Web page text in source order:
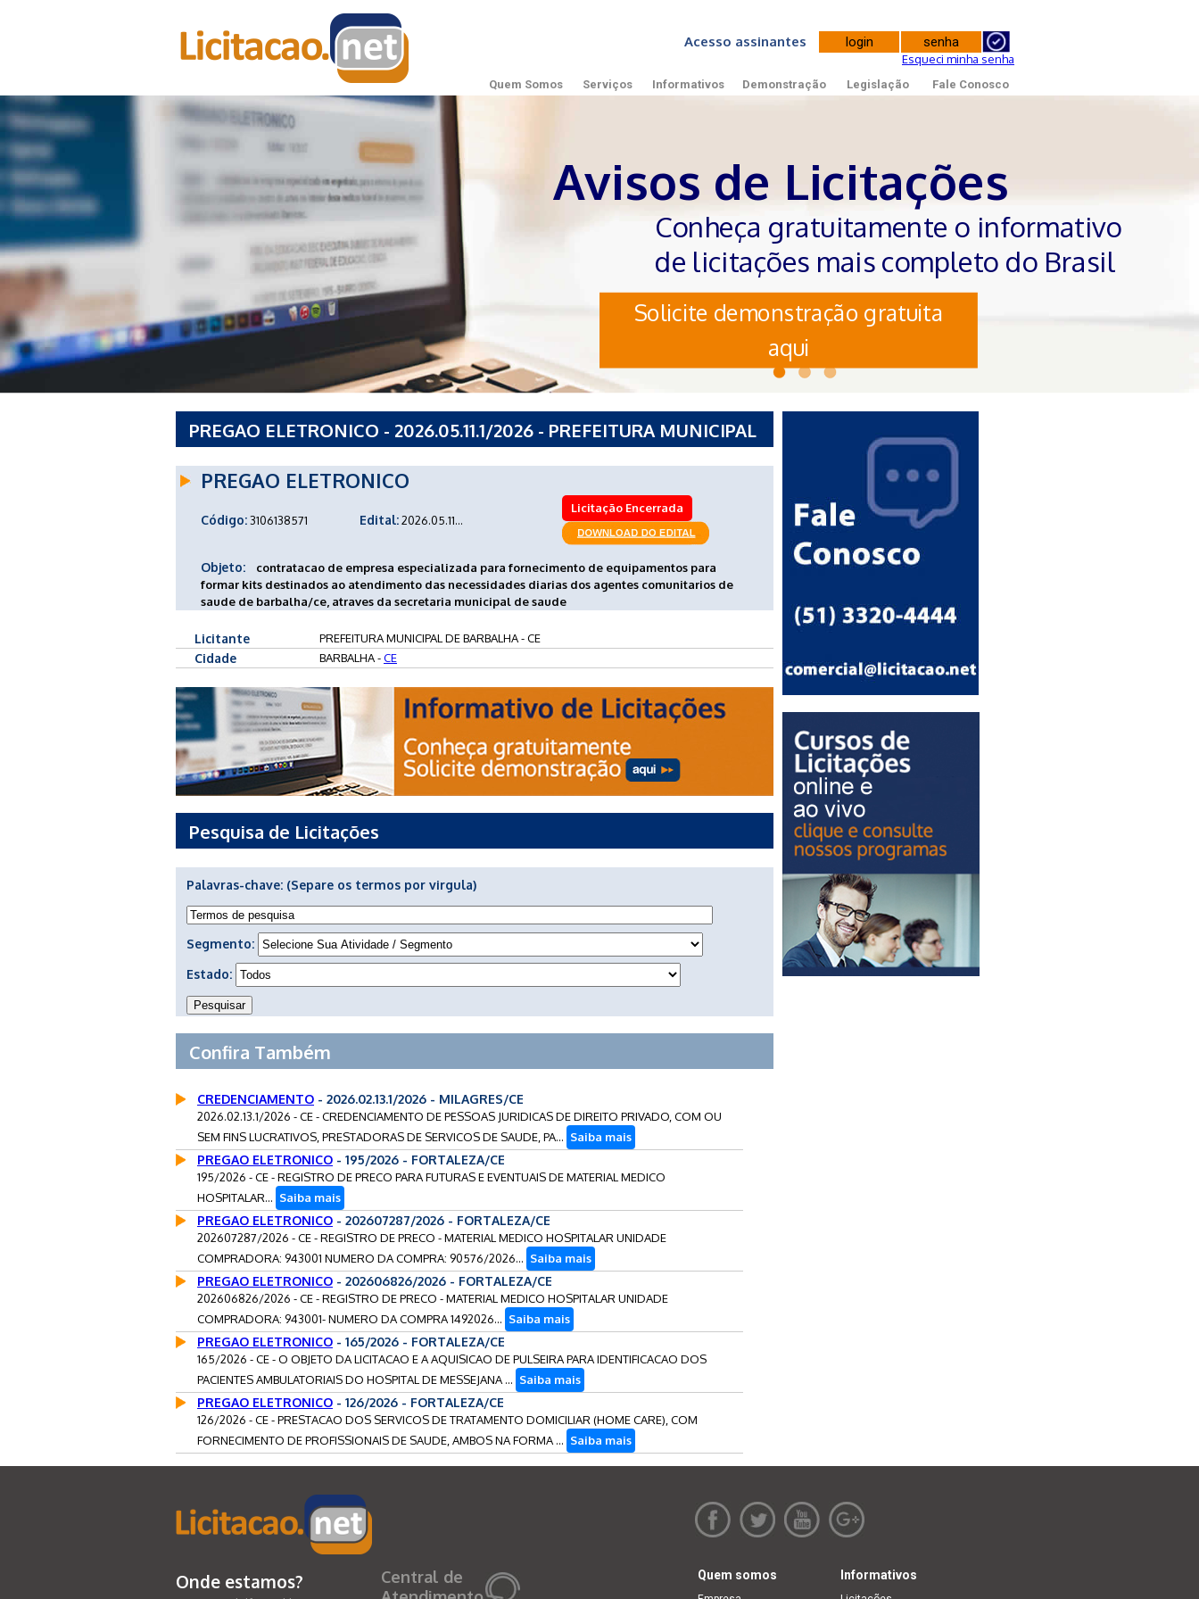
Acesso assinantes
Esqueci minha senha
Quem Somos Serviços Informativos Demonstração Legislação Fale Conosco
Avisos de Licitações
Conheça gratuitamente o informativo
de licitações mais completo do Brasil
Solicite demonstração gratuita
aqui
PREGAO ELETRONICO - 2026.05.11.1/2026 - PREFEITURA MUNICIPAL
PREGAO ELETRONICO
Código:3106138571 Edital:2026.05.11...
Licitação Encerrada
Objeto:
contratacao de empresa especializada para fornecimento de equipamentos para
formar kits destinados ao atendimento das necessidades diarias dos agentes comunitarios de
saude de barbalha/ce, atraves da secretaria municipal de saude
Licitante PREFEITURA MUNICIPAL DE BARBALHA - CE
Cidade BARBALHA -CE
Pesquisa de Licitações
Palavras-chave: (Separe os termos por virgula)
Segmento:
Estado:
Confira Também
CREDENCIAMENTO - 2026.02.13.1/2026 - MILAGRES/CE
2026.02.13.1/2026 - CE - CREDENCIAMENTO DE PESSOAS JURIDICAS DE DIREITO PRIVADO, COM OU
SEM FINS LUCRATIVOS, PRESTADORAS DE SERVICOS DE SAUDE, PA... Saiba mais
PREGAO ELETRONICO - 195/2026 - FORTALEZA/CE
195/2026 - CE - REGISTRO DE PRECO PARA FUTURAS E EVENTUAIS DE MATERIAL MEDICO
HOSPITALAR... Saiba mais
PREGAO ELETRONICO - 202607287/2026 - FORTALEZA/CE
202607287/2026 - CE - REGISTRO DE PRECO - MATERIAL MEDICO HOSPITALAR UNIDADE
COMPRADORA: 943001 NUMERO DA COMPRA: 90576/2026... Saiba mais
PREGAO ELETRONICO - 202606826/2026 - FORTALEZA/CE
202606826/2026 - CE - REGISTRO DE PRECO - MATERIAL MEDICO HOSPITALAR UNIDADE
COMPRADORA: 943001- NUMERO DA COMPRA 1492026... Saiba mais
PREGAO ELETRONICO - 165/2026 - FORTALEZA/CE
165/2026 - CE - O OBJETO DA LICITACAO E A AQUISICAO DE PULSEIRA PARA IDENTIFICACAO DOS
PACIENTES AMBULATORIAIS DO HOSPITAL DE MESSEJANA ... Saiba mais
PREGAO ELETRONICO - 126/2026 - FORTALEZA/CE
126/2026 - CE - PRESTACAO DOS SERVICOS DE TRATAMENTO DOMICILIAR (HOME CARE), COM
FORNECIMENTO DE PROFISSIONAIS DE SAUDE, AMBOS NA FORMA ... Saiba mais
Onde estamos?
Central de
Quem somos Informativos